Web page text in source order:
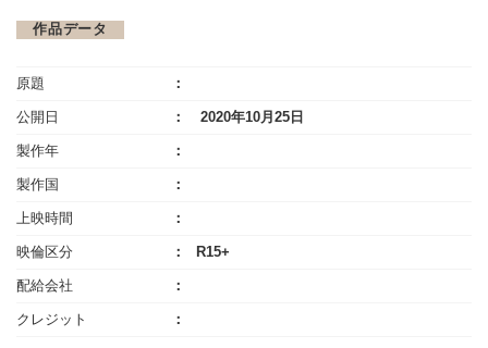
作品データ
原題
公開日 2020年10月25日
製作年
製作国
上映時間
映倫区分 R15+
配給会社
クレジット